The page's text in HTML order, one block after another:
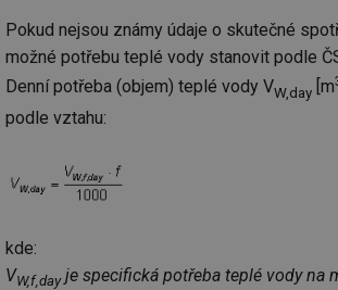
Pokud nejsou známy údaje o skutečné
možné potřebu teplé vody stanovit podle
Denní potřeba (objem) teplé vody VW,day [m
podle vztahu:
kde:
VW,f,dayje specifická potřeba teplé vody na